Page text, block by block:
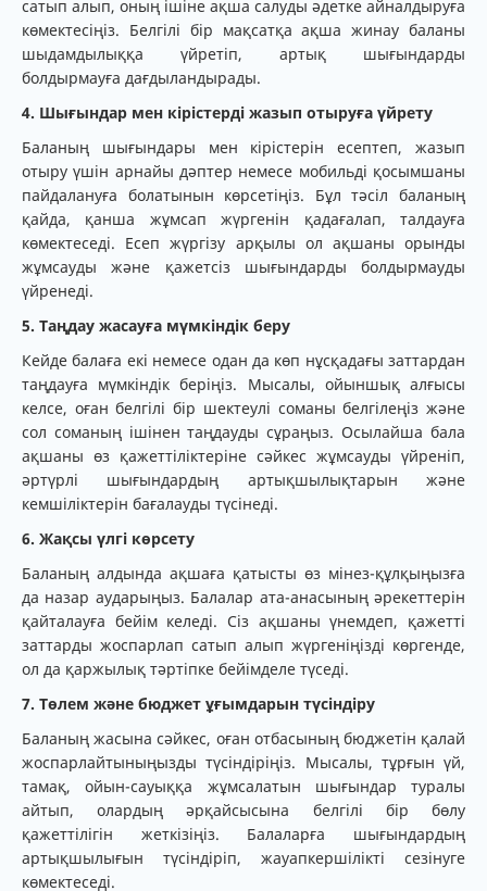
сатып алып, оның ішіне ақша салуды әдетке айналдыруға
көмектесіңіз. Белгілі бір мақсатқа ақша жинау баланы
шыдамдылыққа үйретіп, артық шығындарды
болдырмауға дағдыландырады.
4. Шығындар мен кірістерді жазып отыруға үйрету
Баланың шығындары мен кірістерін есептеп, жазып
отыру үшін арнайы дәптер немесе мобильді қосымшаны
пайдалануға болатынын көрсетіңіз. Бұл тәсіл баланың
қайда, қанша жұмсап жүргенін қадағалап, талдауға
көмектеседі. Есеп жүргізу арқылы ол ақшаны орынды
жұмсауды және қажетсіз шығындарды болдырмауды
үйренеді.
5. Таңдау жасауға мүмкіндік беру
Кейде балаға екі немесе одан да көп нұсқадағы заттардан
таңдауға мүмкіндік беріңіз. Мысалы, ойыншық алғысы
келсе, оған белгілі бір шектеулі соманы белгілеңіз және
сол соманың ішінен таңдауды сұраңыз. Осылайша бала
ақшаны өз қажеттіліктеріне сәйкес жұмсауды үйреніп,
әртүрлі шығындардың артықшылықтарын және
кемшіліктерін бағалауды түсінеді.
6. Жақсы үлгі көрсету
Баланың алдында ақшаға қатысты өз мінез-құлқыңызға
да назар аударыңыз. Балалар ата-анасының әрекеттерін
қайталауға бейім келеді. Сіз ақшаны үнемдеп, қажетті
заттарды жоспарлап сатып алып жүргеніңізді көргенде,
ол да қаржылық тәртіпке бейімделе түседі.
7. Төлем және бюджет ұғымдарын түсіндіру
Баланың жасына сәйкес, оған отбасының бюджетін қалай
жоспарлайтыныңызды түсіндіріңіз. Мысалы, тұрғын үй,
тамақ, ойын-сауыққа жұмсалатын шығындар туралы
айтып, олардың әрқайсысына белгілі бір бөлу
қажеттілігін жеткізіңіз. Балаларға шығындардың
артықшылығын түсіндіріп, жауапкершілікті сезінуге
көмектеседі.